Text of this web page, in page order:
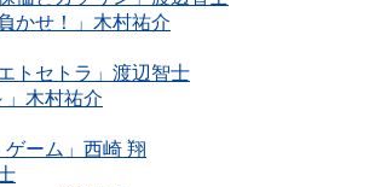
かせ！」木村祐介
トセトラ」渡辺智士
」木村祐介
ゲーム」西崎 翔